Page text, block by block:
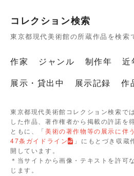
コレクション検索
東京都現代美術館の所蔵作品を検索
作家 ジャンル 制作年
近
展示・貸出中
展示記録 作
東京都現代美術館コレクション検索で
した作品、著作権者から掲載の許諾を
ともに、「美術の著作物等の展示に伴
47条ガイドライン
」にもとづき収蔵
開しています。
＊当サイトから画像・テキストを許可
じます。